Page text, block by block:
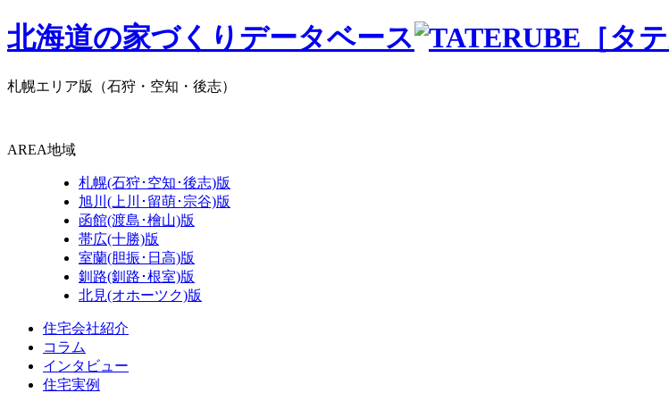
北海道の家づくりデータベース ［タ
札幌エリア版 （石狩・空知・後志）
AREA地域
札幌(石狩･空知･後志)版
旭川(上川･留萌･宗谷)版
函館(渡島･檜山)版
帯広(十勝)版
室蘭(胆振･日高)版
釧路(釧路･根室)版
北見(オホーツク)版
住宅会社紹介
コラム
インタビュー
住宅実例